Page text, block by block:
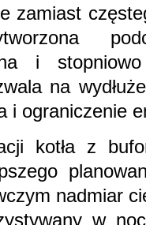
zamiast
i
na
i ograniczenie
kotła z
nadmiar
w